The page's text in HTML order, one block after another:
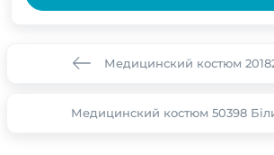
Медицинский костюм
Медицинский костюм 50398